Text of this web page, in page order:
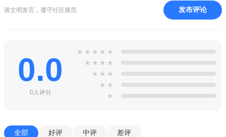
1、您每天都可以用手指收到一个红包，还可以提取以秒为单
2、有很多耳熟能详的经典歌曲，这就是一切，如果您猜对
了，可以得到一个红包！几秒钟后退出；
请文明发言，遵守社区规范 发布评论
0.0
0人评分
★ ★ ★ ★ ★
★ ★ ★ ★
★ ★ ★
★ ★
★
全部 好评 中评 差评